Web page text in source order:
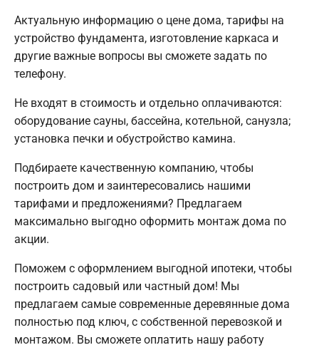
Актуальную информацию о цене дома, тарифы на
устройство фундамента, изготовление каркаса и
другие важные вопросы вы сможете задать по
телефону.
Не входят в стоимость и отдельно оплачиваются:
оборудование сауны, бассейна, котельной, санузла;
установка печки и обустройство камина.
Подбираете качественную компанию, чтобы
построить дом и заинтересовались нашими
тарифами и предложениями? Предлагаем
максимально выгодно оформить монтаж дома по
акции.
Поможем с оформлением выгодной ипотеки, чтобы
построить садовый или частный дом! Мы
предлагаем самые современные деревянные дома
полностью под ключ, с собственной перевозкой и
монтажом. Вы сможете оплатить нашу работу